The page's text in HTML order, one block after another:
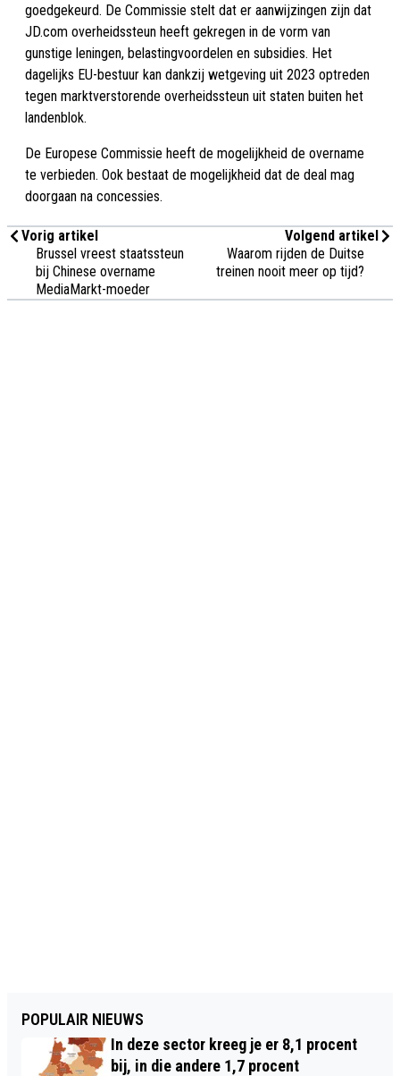
goedgekeurd. De Commissie stelt dat er aanwijzingen zijn dat
JD.com overheidssteun heeft gekregen in de vorm van
gunstige leningen, belastingvoordelen en subsidies. Het
dagelijks EU-bestuur kan dankzij wetgeving uit 2023 optreden
tegen marktverstorende overheidssteun uit staten buiten het
landenblok.
De Europese Commissie heeft de mogelijkheid de overname
te verbieden. Ook bestaat de mogelijkheid dat de deal mag
doorgaan na concessies.
Vorig artikel
Brussel vreest staatssteun
bij Chinese overname
MediaMarkt-moeder
Volgend artikel
Waarom rijden de Duitse
treinen nooit meer op tijd?
POPULAIR NIEUWS
In deze sector kreeg je er 8,1 procent
bij, in die andere 1,7 procent